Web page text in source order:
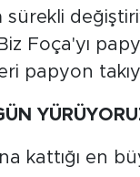
Foça'yı
papyon
kattığı en